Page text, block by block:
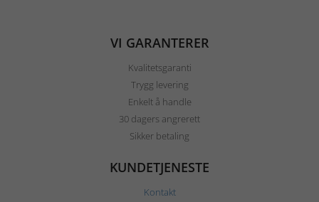
VI GARANTERER
Kvalitetsgaranti
Trygg levering
Enkelt å handle
30 dagers angrerett
Sikker betaling
KUNDETJENESTE
Kontakt